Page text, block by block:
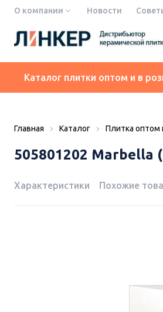
О компании Новости
Каталог плитки оптом и в
Главная Каталог Плитка оптом
505801202 Marbella
Характеристики Похожие